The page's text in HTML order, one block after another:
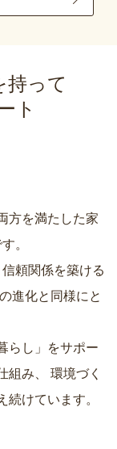
持って
ト
方を満たした家
。
頼関係を築ける
らし」をサポー
組み、
続けています。